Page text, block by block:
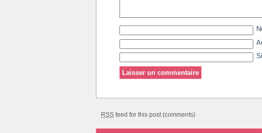
RSS feed for this post (comments)